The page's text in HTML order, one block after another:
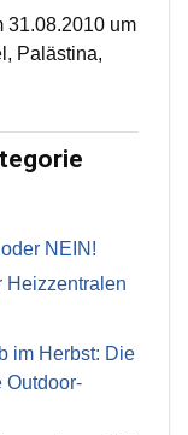
31.08.2010 um
Palästina,
NEIN!
Heizzentralen
im Herbst: Die
Outdoor-